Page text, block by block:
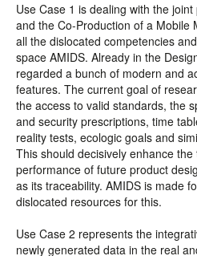
Use Case 1 is dealing with the
and the Co-Production of a Mobile
all the dislocated competencies
space AMIDS. Already in the
regarded a bunch of modern and
features. The current goal of
the access to valid standards, the
and security prescriptions, time
reality tests, ecologic goals and
This should decisively enhance
performance of future product
as its traceability. AMIDS is made
dislocated resources for this.
Use Case 2 represents the
newly generated data in the real